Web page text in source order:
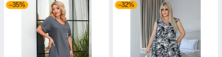
–35% –32%